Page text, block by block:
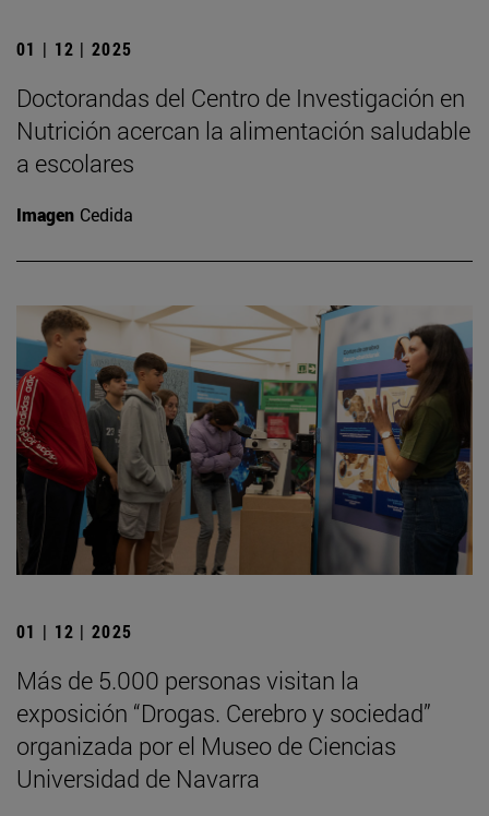
01 | 12 | 2025
Doctorandas del Centro de Investigación en
Nutrición acercan la alimentación saludable
a escolares
Imagen Cedida
01 | 12 | 2025
Más de 5.000 personas visitan la
exposición “Drogas. Cerebro y sociedad”
organizada por el Museo de Ciencias
Universidad de Navarra